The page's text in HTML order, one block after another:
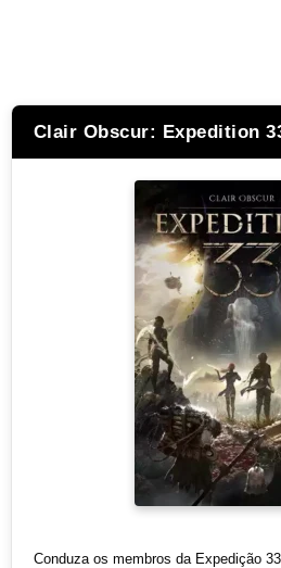
Clair Obscur: Expedition
Conduza os membros da Expedição